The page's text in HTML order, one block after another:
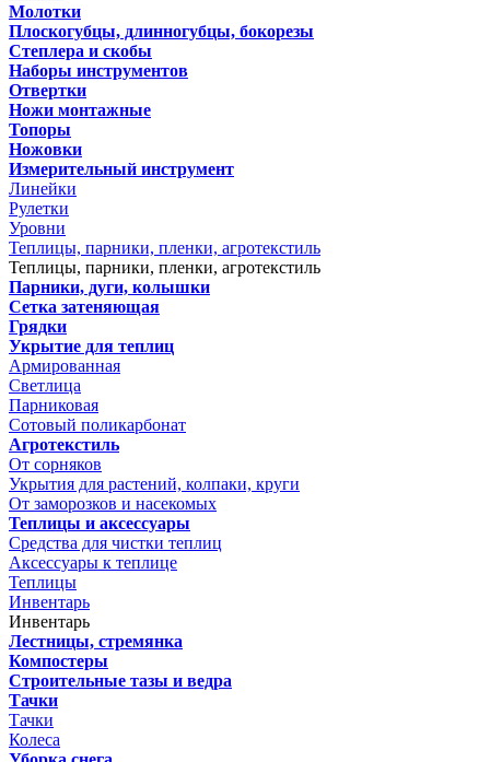
Молотки
Плоскогубцы, длинногубцы, бокорезы
Степлера и скобы
Наборы инструментов
Отвертки
Ножи монтажные
Топоры
Ножовки
Измерительный инструмент
Линейки
Рулетки
Уровни
Теплицы, парники, пленки, агротекстиль
Теплицы, парники, пленки, агротекстиль
Парники, дуги, колышки
Сетка затеняющая
Грядки
Укрытие для теплиц
Армированная
Светлица
Парниковая
Сотовый поликарбонат
Агротекстиль
От сорняков
Укрытия для растений, колпаки, круги
От заморозков и насекомых
Теплицы и аксессуары
Средства для чистки теплиц
Аксессуары к теплице
Теплицы
Инвентарь
Инвентарь
Лестницы, стремянка
Компостеры
Строительные тазы и ведра
Тачки
Тачки
Колеса